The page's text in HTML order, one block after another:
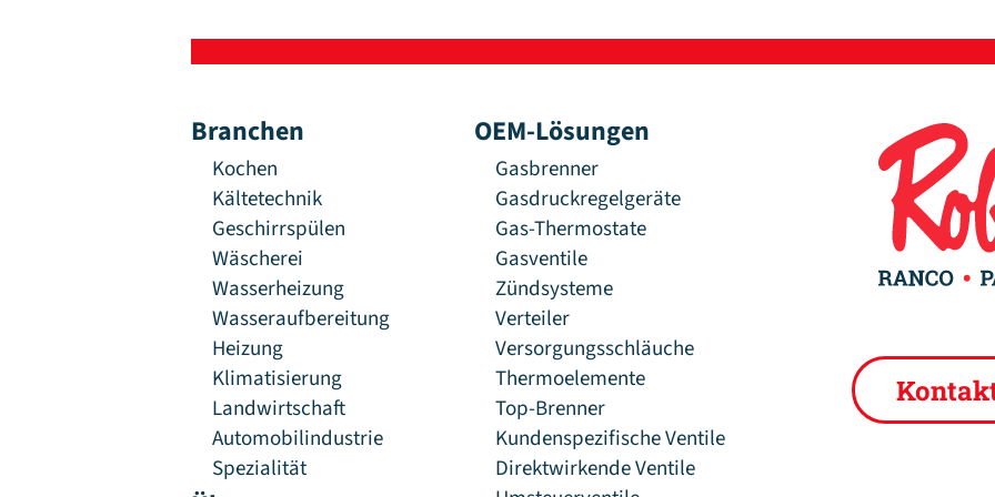
Branchen
Kochen
Kältetechnik
Geschirrspülen
Wäscherei
Wasserheizung
Wasseraufbereitung
Heizung
Klimatisierung
Landwirtschaft
Automobilindustrie
Spezialität
OEM-Lösungen
Gasbrenner
Gasdruckregelgeräte
Gas-Thermostate
Gasventile
Zündsysteme
Verteiler
Versorgungsschläuche
Thermoelemente
Top-Brenner
Kundenspezifische Ventile
Direktwirkende Ventile